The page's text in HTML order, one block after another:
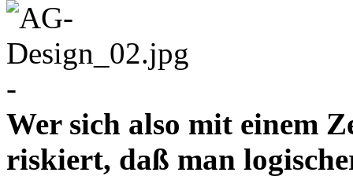
-
Wer sich also mit einem
riskiert, daß man